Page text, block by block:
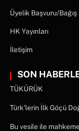
Üyelik Başvuru/Bağış
HK Yayınları
İletişim
SON
TÜKÜRÜK
Türk’lerin İlk Göçü
Bu vesile ile